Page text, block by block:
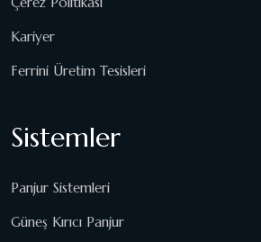
Kariyer
Ferrini Üretim Tesisleri
Sistemler
Panjur Sistemleri
Güneş Kırıcı Panjur